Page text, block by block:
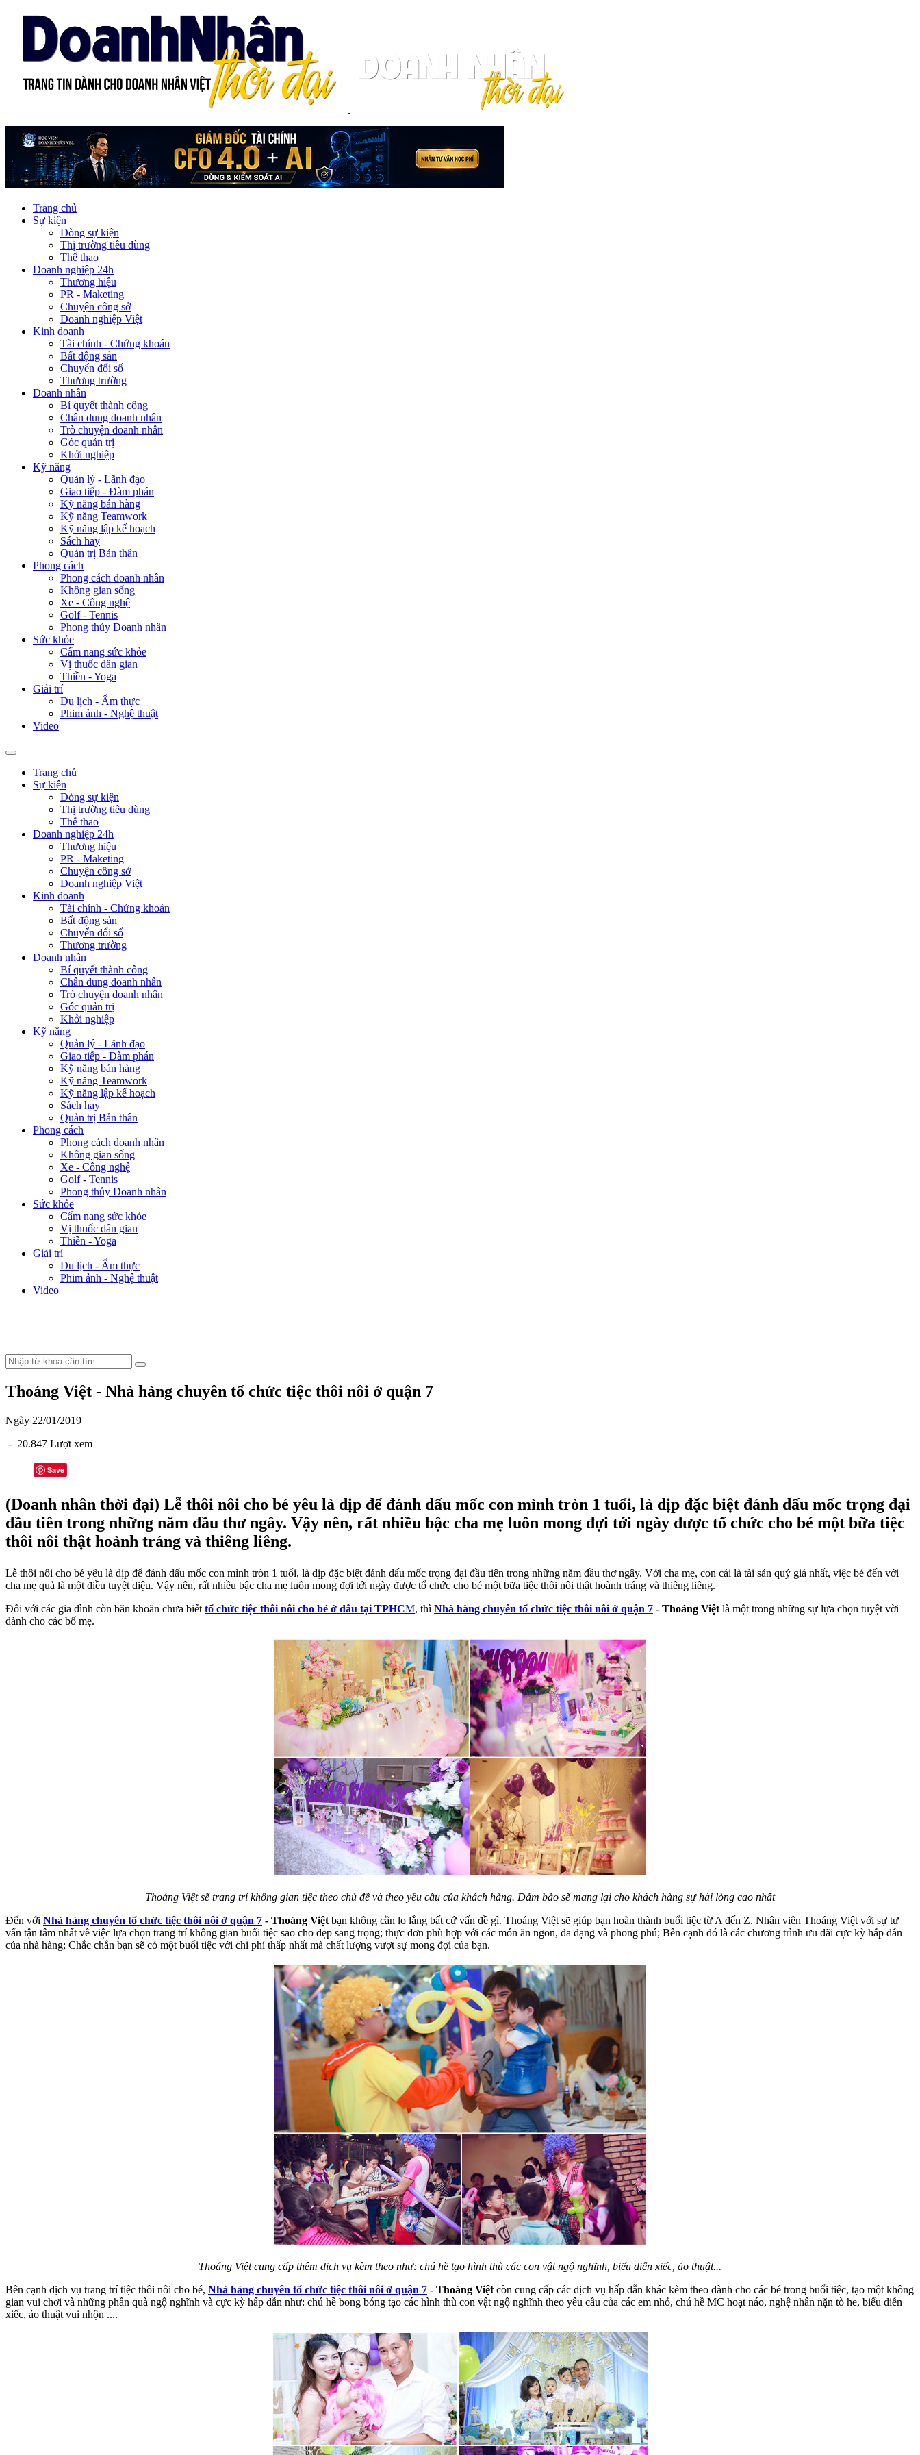
Trang chủ
Sự kiện
Dòng sự kiện
Thị trường tiêu dùng
Thể thao
Doanh nghiệp 24h
Thương hiệu
PR - Maketing
Chuyện công sở
Doanh nghiệp Việt
Kinh doanh
Tài chính - Chứng khoán
Bất động sản
Chuyển đổi số
Thương trường
Doanh nhân
Bí quyết thành công
Chân dung doanh nhân
Trò chuyện doanh nhân
Góc quản trị
Khởi nghiệp
Kỹ năng
Quản lý - Lãnh đạo
Giao tiếp - Đàm phán
Kỹ năng bán hàng
Kỹ năng Teamwork
Kỹ năng lập kế hoạch
Sách hay
Quản trị Bản thân
Phong cách
Phong cách doanh nhân
Không gian sống
Xe - Công nghệ
Golf - Tennis
Phong thủy Doanh nhân
Sức khỏe
Cẩm nang sức khỏe
Vị thuốc dân gian
Thiền - Yoga
Giải trí
Du lịch - Ẩm thực
Phim ảnh - Nghệ thuật
Video
Trang chủ
Sự kiện
Dòng sự kiện
Thị trường tiêu dùng
Thể thao
Doanh nghiệp 24h
Thương hiệu
PR - Maketing
Chuyện công sở
Doanh nghiệp Việt
Kinh doanh
Tài chính - Chứng khoán
Bất động sản
Chuyển đổi số
Thương trường
Doanh nhân
Bí quyết thành công
Chân dung doanh nhân
Trò chuyện doanh nhân
Góc quản trị
Khởi nghiệp
Kỹ năng
Quản lý - Lãnh đạo
Giao tiếp - Đàm phán
Kỹ năng bán hàng
Kỹ năng Teamwork
Kỹ năng lập kế hoạch
Sách hay
Quản trị Bản thân
Phong cách
Phong cách doanh nhân
Không gian sống
Xe - Công nghệ
Golf - Tennis
Phong thủy Doanh nhân
Sức khỏe
Cẩm nang sức khỏe
Vị thuốc dân gian
Thiền - Yoga
Giải trí
Du lịch - Ẩm thực
Phim ảnh - Nghệ thuật
Video
Thoáng Việt - Nhà hàng chuyên tổ chức tiệc thôi nôi ở quận 7
Ngày 22/01/2019
- 20.847 Lượt xem
Save
(Doanh nhân thời đại) Lễ thôi nôi cho bé yêu là dịp để đánh dấu mốc con mình tròn 1 tuổi, là dịp đặc biệt đánh dấu mốc trọng đại
đầu tiên trong những năm đầu thơ ngây. Vậy nên, rất nhiều bậc cha mẹ luôn mong đợi tới ngày được tổ chức cho bé một bữa tiệc
thôi nôi thật hoành tráng và thiêng liêng.
Lễ thôi nôi cho bé yêu là dịp để đánh dấu mốc con mình tròn 1 tuổi, là dịp đặc biệt đánh dấu mốc trọng đại đầu tiên trong những năm đầu thơ ngây. Với cha mẹ, con cái là tài sản quý giá nhất, việc bé đến với
cha mẹ quả là một điều tuyệt diệu. Vậy nên, rất nhiều bậc cha mẹ luôn mong đợi tới ngày được tổ chức cho bé một bữa tiệc thôi nôi thật hoành tráng và thiêng liêng.
Đối với các gia đình còn băn khoăn chưa biết tổ chức tiệc thôi nôi cho bé ở đâu tại TPHCM, thì Nhà hàng chuyên tổ chức tiệc thôi nôi ở quận 7 - Thoáng Việt là một trong những sự lựa chọn tuyệt vời
dành cho các bố mẹ.
Thoáng Việt sẽ trang trí không gian tiệc theo chủ đề và theo yêu cầu của khách hàng. Đảm bảo sẽ mang lại cho khách hàng sự hài lòng cao nhất
Đến với Nhà hàng chuyên tổ chức tiệc thôi nôi ở quận 7 - Thoáng Việt bạn không cần lo lắng bất cứ vấn đề gì. Thoáng Việt sẽ giúp bạn hoàn thành buổi tiệc từ A đến Z. Nhân viên Thoáng Việt với sự tư
vấn tận tâm nhất về việc lựa chọn trang trí không gian buổi tiệc sao cho đẹp sang trọng; thực đơn phù hợp với các món ăn ngon, đa dạng và phong phú; Bên cạnh đó là các chương trình ưu đãi cực kỳ hấp dẫn
của nhà hàng; Chắc chắn bạn sẽ có một buổi tiệc với chi phí thấp nhất mà chất lượng vượt sự mong đợi của bạn.
Thoáng Việt cung cấp thêm dịch vụ kèm theo như: chú hề tạo hình thù các con vật ngộ nghĩnh, biểu diễn xiếc, ảo thuật...
Bên cạnh dịch vụ trang trí tiệc thôi nôi cho bé, Nhà hàng chuyên tổ chức tiệc thôi nôi ở quận 7 - Thoáng Việt còn cung cấp các dịch vụ hấp dẫn khác kèm theo dành cho các bé trong buổi tiệc, tạo một không
gian vui chơi và những phần quà ngộ nghĩnh và cực kỳ hấp dẫn như: chú hề bong bóng tạo các hình thù con vật ngộ nghĩnh theo yêu cầu của các em nhỏ, chú hề MC hoạt náo, nghệ nhân nặn tò he, biểu diễn
xiếc, ảo thuật vui nhộn ....